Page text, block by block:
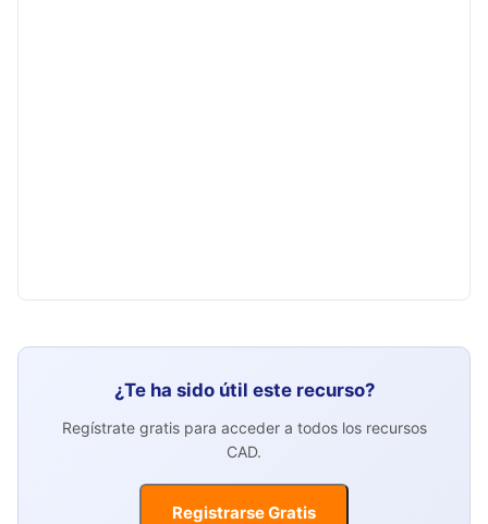
¿Te ha sido útil este recurso?
Regístrate gratis para acceder a todos los recursos
CAD.
Registrarse Gratis